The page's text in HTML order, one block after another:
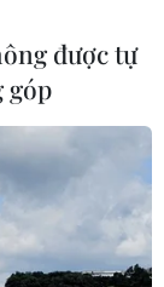
được tự
góp